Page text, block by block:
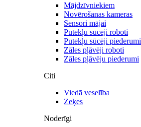
Mājdzīvniekiem
Novērošanas kameras
Sensori mājai
Putekļu sūcēji roboti
Putekļu sūcēji piederumi
Zāles pļāvēji roboti
Zāles pļāvēju piederumi
Citi
Viedā veselība
Zeķes
Noderīgi